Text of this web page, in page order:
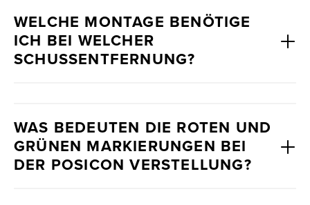
JOBS &
KARRIERE
SOCIAL
RESPONSIBILITY
WELCHE MONTAGE BENÖTIGE
ICH BEI WELCHER
SCHUSSENTFERNUNG?
WAS BEDEUTEN DIE ROTEN UND
GRÜNEN MARKIERUNGEN BEI
DER POSICON VERSTELLUNG?